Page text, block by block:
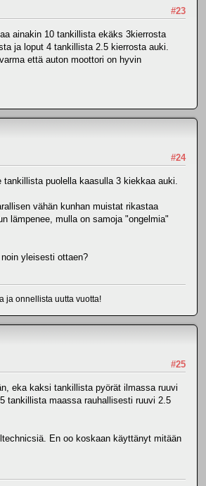
#23
ainakin 10 tankillista ekäks 3kierrosta
ja loput 4 tankillista 2.5 kierrosta auki.
että auton moottori on hyvin
#24
puolella kaasulla 3 kiekkaa auki.
vähän kunhan muistat rikastaa
lämpenee, mulla on samoja "ongelmia"
yleisesti ottaen?
ja onnellista uutta vuotta!
#25
eka kaksi tankillista pyörät ilmassa ruuvi
tankillista maassa rauhallisesti ruuvi 2.5
En oo koskaan käyttänyt mitään